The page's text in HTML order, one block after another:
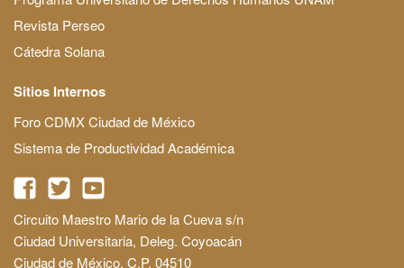
Revista Perseo
Cátedra Solana
Sitios Internos
Foro CDMX Ciudad de México
Sistema de Productividad Académica
Circuito Maestro Mario de la Cueva s/n
Ciudad Universitaria, Deleg. Coyoacán
Ciudad de México, C.P. 04510